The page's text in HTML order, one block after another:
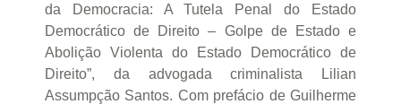
da Democracia: A Tutela Penal do Estado
Democrático de Direito – Golpe de Estado e
Abolição Violenta do Estado Democrático de
Direito”, da advogada criminalista Lilian
Assumpção Santos. Com prefácio de Guilherme